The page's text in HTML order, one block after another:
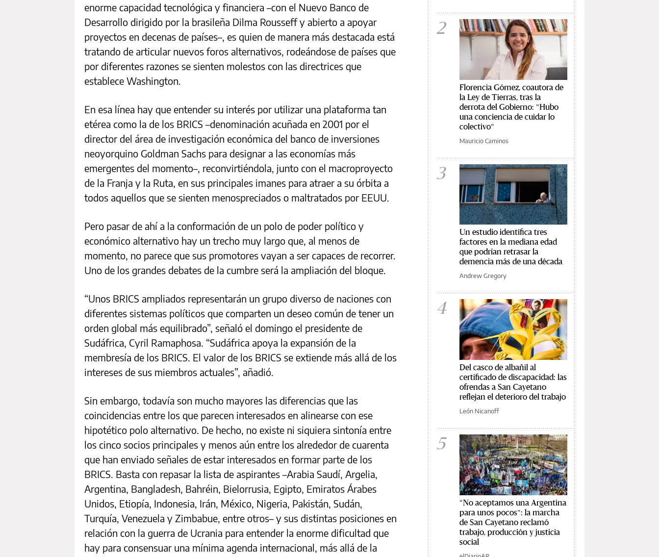
enorme capacidad tecnológica y financiera –con el Nuevo Banco de
Desarrollo dirigido por la brasileña Dilma Rousseff y abierto a apoyar
proyectos en decenas de países–, es quien de manera más destacada está
tratando de articular nuevos foros alternativos, rodeándose de países que
por diferentes razones se sienten molestos con las directrices que
establece Washington.
En esa línea hay que entender su interés por utilizar una plataforma tan
etérea como la de los BRICS –denominación acuñada en 2001 por el
director del área de investigación económica del banco de inversiones
neoyorquino Goldman Sachs para designar a las economías más
emergentes del momento–, reconvirtiéndola, junto con el macroproyecto
de la Franja y la Ruta, en sus principales imanes para atraer a su órbita a
todos aquellos que se sienten menospreciados o maltratados por EEUU.
Pero pasar de ahí a la conformación de un polo de poder político y
económico alternativo hay un trecho muy largo que, al menos de
momento, no parece que sus promotores vayan a ser capaces de recorrer.
Uno de los grandes debates de la cumbre será la ampliación del bloque.
“Unos BRICS ampliados representarán un grupo diverso de naciones con
diferentes sistemas políticos que comparten un deseo común de tener un
orden global más equilibrado”, señaló el domingo el presidente de
Sudáfrica, Cyril Ramaphosa. “Sudáfrica apoya la expansión de la
membresía de los BRICS. El valor de los BRICS se extiende más allá de los
intereses de sus miembros actuales”, añadió.
Sin embargo, todavía son mucho mayores las diferencias que las
coincidencias entre los que parecen interesados en alinearse con ese
hipotético polo alternativo. De hecho, no existe ni siquiera sintonía entre
los cinco socios principales y menos aún entre los alrededor de cuarenta
que han enviado señales de estar interesados en formar parte de los
BRICS. Basta con repasar la lista de aspirantes –Arabia Saudí, Argelia,
Argentina, Bangladesh, Bahréin, Bielorrusia, Egipto, Emiratos Árabes
Unidos, Etiopía, Indonesia, Irán, México, Nigeria, Pakistán, Sudán,
Turquía, Venezuela y Zimbabue, entre otros– y sus distintas posiciones en
relación con la guerra de Ucrania para entender la enorme dificultad que
hay para consensuar una mínima agenda internacional, más allá de la
2
Florencia Gómez, coautora de
la Ley de Tierras, tras la
derrota del Gobierno: "Hubo
una conciencia de cuidar lo
colectivo"
Mauricio Caminos
3
Un estudio identifica tres
factores en la mediana edad
que podrían retrasar la
demencia más de una década
Andrew Gregory
4
Del casco de albañil al
certificado de discapacidad: las
ofrendas a San Cayetano
reflejan el deterioro del trabajo
León Nicanoff
5
"No aceptamos una Argentina
para unos pocos": la marcha
de San Cayetano reclamó
trabajo, producción y justicia
social